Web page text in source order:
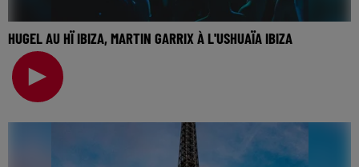
HUGEL AU HÏ IBIZA, MARTIN GARRIX À L'USHUAÏA IBIZA
🎧 Ecoutez Radio FG sur http://www.radiofg.com 📱 et sur
l’Application FG (IOS https://urlz.fr/hhZx